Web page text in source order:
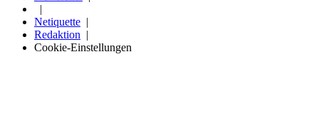
Netiquette
Redaktion
Cookie-Einstellungen